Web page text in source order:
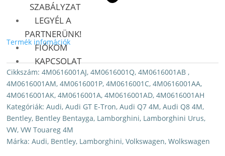
SZABÁLYZAT
LEGYÉL A
PARTNERÜNK!
FIÓKOM
KAPCSOLAT
Termék infomációk
Cikkszám:4M0616001AJ, 4M0616001Q, 4M0616001AB ,
4M0616001AM, 4M0616001P, 4M0616001C, 4M0616001AA,
4M0616001AK, 4M0616001A, 4M0616001AD, 4M0616001AH
Kategóriák:Audi,Audi GT E-Tron,Audi Q7 4M,Audi Q8 4M,
Bentley, Bentley Bentayga, Lamborghini, Lamborghini Urus,
VW,VW Touareg 4M
Márka:Audi, Bentley, Lamborghini,Volkswagen,Wolkswagen